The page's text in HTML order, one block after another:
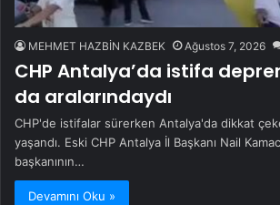
MEHMET HAZBİN KAZBEK Ağustos 7, 2026
CHP Antalya’da istifa
da aralarındaydı
CHP'de istifalar sürerken Antalya'da dikkat
yaşandı. Eski CHP Antalya İl Başkanı Nail
başkanının…
Devamını Oku »